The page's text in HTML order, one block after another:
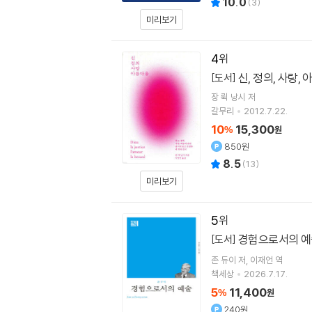
미리보기
4
미리보기
[도서] 신, 정의, 사랑,
장 뤽 낭시 저
갈무리
2012.7.22.
10% 15,300원
850원
8.5(13)
5
[도서] 경험으로서의
존 듀이 저 이재언 역
책세상
2026.7.17.
5% 11,400원
240원